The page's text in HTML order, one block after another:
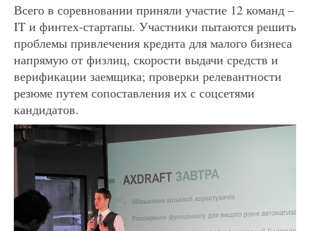
Всего в соревновании приняли участие 12 команд –
IT и финтех-стартапы. Участники пытаются решить
проблемы привлечения кредита для малого бизнеса
напрямую от физлиц, скорости выдачи средств и
верификации заемщика; проверки релевантности
резюме путем сопоставления их с соцсетями
кандидатов.